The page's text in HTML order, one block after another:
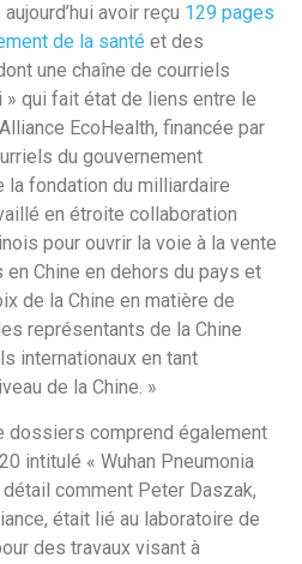
avoir reçu 129 pages
de la santé et des
une chaîne de courriels
» qui fait état de liens entre le
EcoHealth, financée par
du gouvernement
la fondation du milliardaire
en étroite collaboration
pour ouvrir la voie à la vente
Chine en dehors du pays et
de la Chine en matière de
représentants de la Chine
internationaux en tant
de la Chine. »
dossiers comprend également
intitulé « Wuhan Pneumonia
comment Peter Daszak,
était lié au laboratoire de
des travaux visant à